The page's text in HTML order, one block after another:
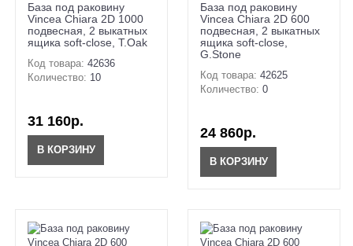
База под раковину
Vincea Chiara 2D 1000
подвесная, 2 выкатных
ящика soft-close, T.Oak
Код товара: 42636
Количество: 10
31 160р.
В КОРЗИНУ
База под раковину
Vincea Chiara 2D 600
подвесная, 2 выкатных
ящика soft-close,
G.Stone
Код товара: 42625
Количество: 0
24 860р.
В КОРЗИНУ